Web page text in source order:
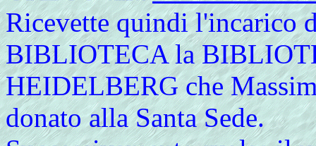
Ricevette quindi l'incarico
BIBLIOTECA la
HEIDELBERG che
donato alla Santa Sede.